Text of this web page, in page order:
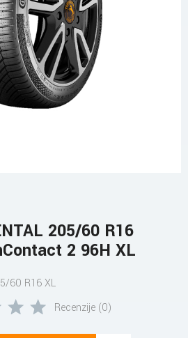
205/60 R16
2 96H XL
60 R16 XL
Recenzije (0)